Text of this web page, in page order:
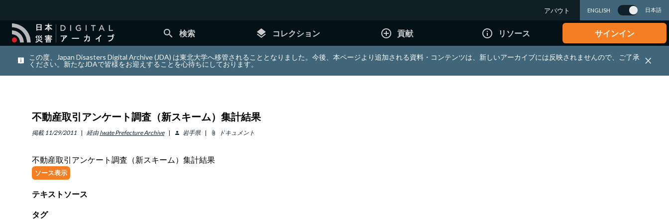
アバウト ENGLISH 日本語
search 検索 layers コレクション add_circle_outline 貢献 info_outline リソース サインイン
この度、Japan Disasters Digital Archive (JDA) は東北大学へ移管されることとなりました。今後、本ページより追加される資料・コンテンツは、新しいアーカイブには反映されませんので、ご了承
ください。新たなJDAで皆様をお迎えすることを心待ちにしております。
不動産取引アンケート調査（新スキーム）集計結果
掲載 11/29/2011 経由 Iwate Prefecture Archive person 岩手県 attach_file ドキュメント
不動産取引アンケート調査（新スキーム）集計結果
ソース表示
テキストソース
タグ